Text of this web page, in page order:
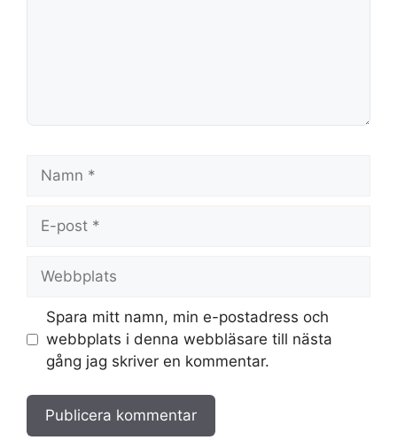
post
Spara mitt namn, min e-postadress och
webbplats i denna webbläsare till nästa
gång jag skriver en kommentar.